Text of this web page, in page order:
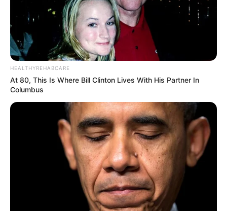
10 Desain Kanopi Tempat
Tidur, Serasa Beristirahat di
Kamar Raja
HEALTHYREHABCARE
At 80, This Is Where Bill Clinton Lives With His Partner In
Columbus